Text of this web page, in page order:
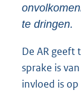
te dringen.
De AR
sprake is
invloed is